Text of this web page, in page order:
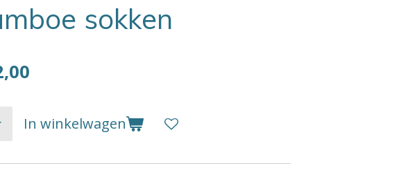
sokken
In winkelwagen